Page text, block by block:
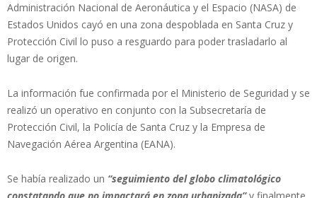
Administración Nacional de Aeronáutica y el Espacio (NASA) de
Estados Unidos cayó en una zona despoblada en Santa Cruz y
Protección Civil lo puso a resguardo para poder trasladarlo al
lugar de origen.
La información fue confirmada por el Ministerio de Seguridad y se
realizó un operativo en conjunto con la Subsecretaría de
Protección Civil, la Policía de Santa Cruz y la Empresa de
Navegación Aérea Argentina (EANA).
Se había realizado un “seguimiento del globo climatológico